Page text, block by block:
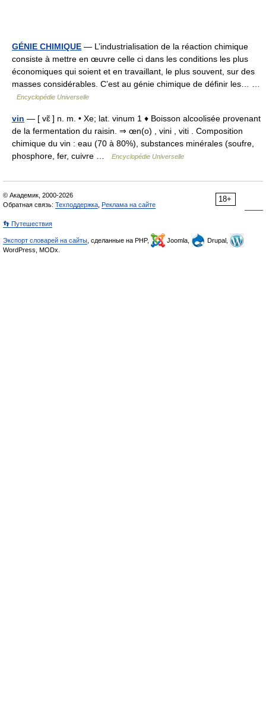
GÉNIE CHIMIQUE — L’industrialisation de la réaction chimique
consiste à mettre en œuvre celle ci dans les conditions les plus
économiques qui soient et en travaillant, le plus souvent, sur des
masses considérables. C’est au génie chimique de définir les… …
Encyclopédie Universelle
vin — [ vɛ̃ ] n. m. • Xe; lat. vinum 1 ♦ Boisson alcoolisée provenant
de la fermentation du raisin. ⇒ œn(o) , vini , viti . Composition
chimique du vin : eau (70 à 80%), substances minérales (soufre,
phosphore, fer, cuivre …
Encyclopédie Universelle
18+
© Академик, 2000-2026
Обратная связь: Техподдержка Реклама на сайте
👣 Путешествия
Экспорт словарей на сайты , сделанные на PHP, Joomla,
Drupal,
WordPress, MODx.